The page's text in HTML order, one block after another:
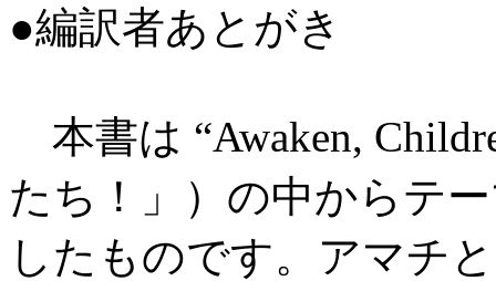
●編訳者あとがき
本書は “Awaken,
たち！」）の中からテ
したものです。アマチ